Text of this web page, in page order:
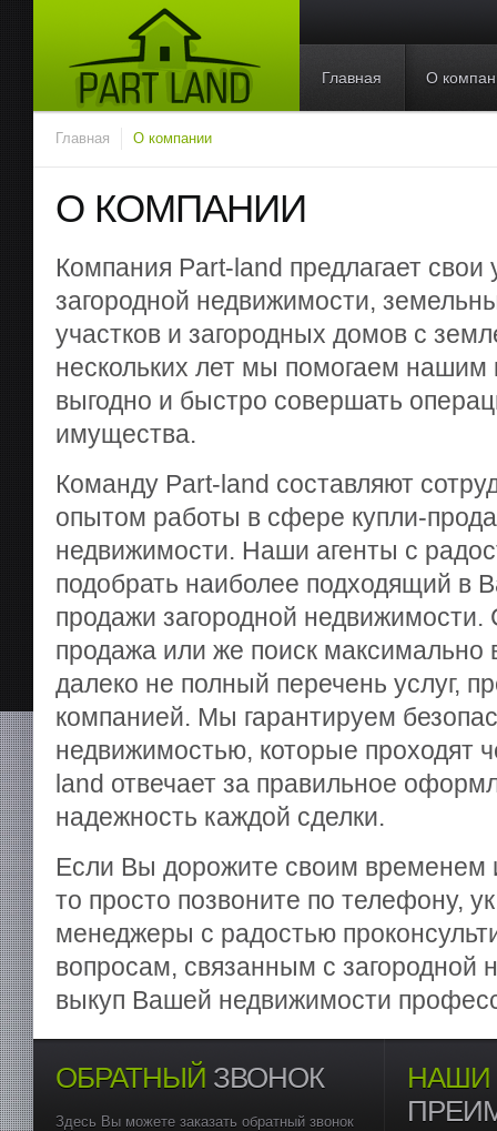
Главная О
Главная О компании
О КОМПАНИИ
Компания Part-land предлагает свои
загородной недвижимости,
участков и загородных домов с
нескольких лет мы помогаем
выгодно и быстро совершать
имущества.
Команду Part-land составляют
опытом работы в сфере купли-
недвижимости. Наши агенты с
подобрать наиболее подходящий в
продажи загородной
продажа или же поиск максимально
далеко не полный перечень услуг,
компанией. Мы гарантируем
недвижимостью, которые проходят
land отвечает за правильное
надежность каждой сделки.
Если Вы дорожите своим временем
то просто позвоните по телефону,
менеджеры с радостью
вопросам, связанным с загородной
выкуп Вашей недвижимости
ОБРАТНЫЙ ЗВОНОК
Здесь Вы можете заказать обратный звонок
НАШИ